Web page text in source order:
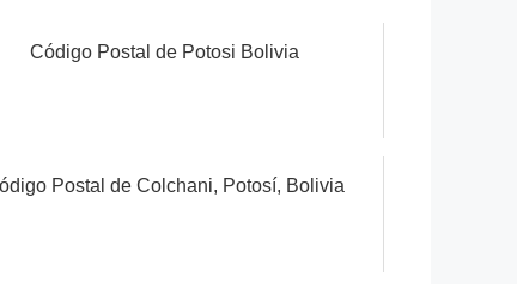
Código Postal de Potosi Bolivia
Postal de Colchani, Potosí, Bolivia